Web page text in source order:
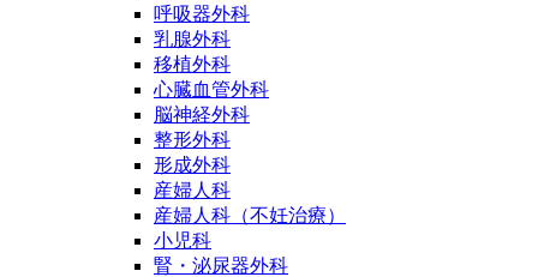
呼吸器外科
乳腺外科
移植外科
心臓血管外科
脳神経外科
整形外科
形成外科
産婦人科
産婦人科（不妊治療）
小児科
腎・泌尿器外科